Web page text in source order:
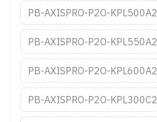
PB-AXISPRO-P2O-KPL500A2
PB-AXISPRO-P2O-KPL550A2
PB-AXISPRO-P2O-KPL600A2
PB-AXISPRO-P2O-KPL300C2